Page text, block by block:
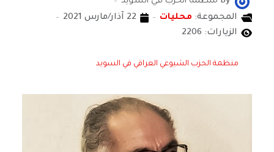
المجموعة: محليات
22 آذار/مارس 2021
الزيارات: 2206
منظمة الحزب الشيوعي العراقي في السويد